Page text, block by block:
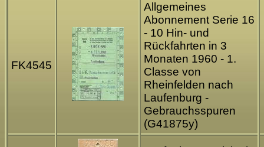
FK4545
Allgemeines
Abonnement Serie 16
- 10 Hin- und
Rückfahrten in 3
Monaten 1960 - 1.
Classe von
Rheinfelden nach
Laufenburg -
Gebrauchsspuren
(G41875y)